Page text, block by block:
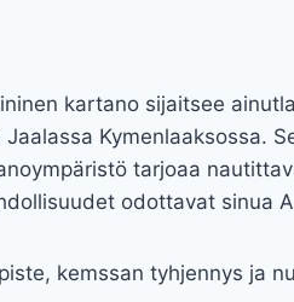
kartano sijaitsee
Kymenlaaksossa.
tarjoaa
odottavat sinua
kemssan tyhjennys ja